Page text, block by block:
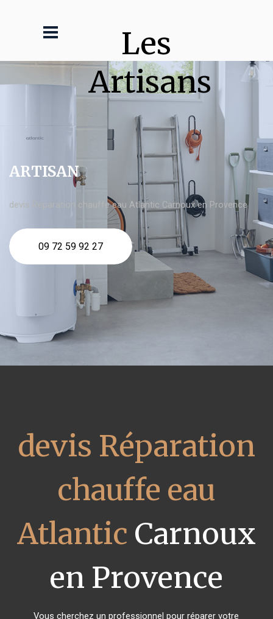
Les
Artisans
ARTISAN
devis Réparation chauffe eau Atlantic Carnoux en Provence
09 72 59 92 27
devis Réparation
chauffe eau
Atlantic Carnoux
en Provence
Vous cherchez un professionnel pour réparer votre